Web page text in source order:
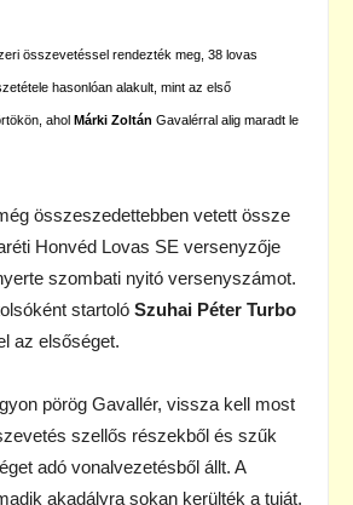
összevetéssel rendezték meg, 38 lovas
hasonlóan alakult, mint az első
ahol Márki Zoltán Gavalérral alig maradt le
összeszedettebben vetett össze
Honvéd Lovas SE versenyzője
szombati nyitó versenyszámot.
startoló Szuhai Péter Turbo
az elsőséget.
pörög Gavallér, vissza kell most
szellős részekből és szűk
adó vonalvezetésből állt. A
akadályra sokan kerülték a tuját,